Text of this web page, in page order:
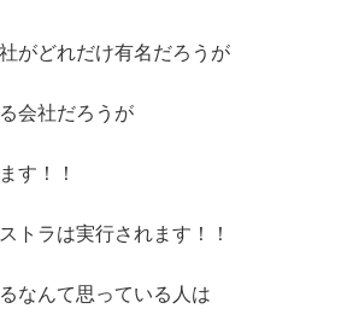
がどれだけ有名だろうが
会社だろうが
す！！
トラは実行されます！！
なんて思っている人は